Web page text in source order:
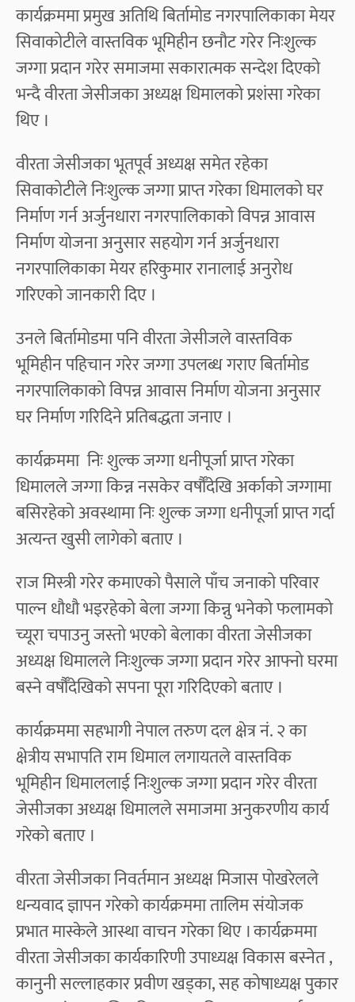
कार्यक्रममा प्रमुख अतिथि बिर्तामोड नगरपालिकाका मेयर
सिवाकोटीले वास्तविक भूमिहीन छनौट गरेर निःशुल्क
जग्गा प्रदान गरेर समाजमा सकारात्मक सन्देश दिएको
भन्दै वीरता जेसीजका अध्यक्ष धिमालको प्रशंसा गरेका
थिए ।
वीरता जेसीजका भूतपूर्व अध्यक्ष समेत रहेका
सिवाकोटीले निःशुल्क जग्गा प्राप्त गरेका धिमालको घर
निर्माण गर्न अर्जुनधारा नगरपालिकाको विपन्न आवास
निर्माण योजना अनुसार सहयोग गर्न अर्जुनधारा
नगरपालिकाका मेयर हरिकुमार रानालाई अनुरोध
गरिएको जानकारी दिए ।
उनले बिर्तामोडमा पनि वीरता जेसीजले वास्तविक
भूमिहीन पहिचान गरेर जग्गा उपलब्ध गराए बिर्तामोड
नगरपालिकाको विपन्न आवास निर्माण योजना अनुसार
घर निर्माण गरिदिने प्रतिबद्धता जनाए ।
कार्यक्रममा निः शुल्क जग्गा धनीपूर्जा प्राप्त गरेका
धिमालले जग्गा किन्न नसकेर वर्षौँदेखि अर्काको जग्गामा
बसिरहेको अवस्थामा निः शुल्क जग्गा धनीपूर्जा प्राप्त गर्दा
अत्यन्त खुसी लागेको बताए ।
राज मिस्त्री गरेर कमाएको पैसाले पाँच जनाको परिवार
पाल्न धौधौ भइरहेको बेला जग्गा किन्नु भनेको फलामको
च्यूरा चपाउनु जस्तो भएको बेलाका वीरता जेसीजका
अध्यक्ष धिमालले निःशुल्क जग्गा प्रदान गरेर आफ्नो घरमा
बस्ने वर्षौँदेखिको सपना पूरा गरिदिएको बताए ।
कार्यक्रममा सहभागी नेपाल तरुण दल क्षेत्र नं. २ का
क्षेत्रीय सभापति राम धिमाल लगायतले वास्तविक
भूमिहीन धिमाललाई निःशुल्क जग्गा प्रदान गरेर वीरता
जेसीजका अध्यक्ष धिमालले समाजमा अनुकरणीय कार्य
गरेको बताए ।
वीरता जेसीजका निवर्तमान अध्यक्ष मिजास पोखरेलले
धन्यवाद ज्ञापन गरेको कार्यक्रममा तालिम संयोजक
प्रभात मास्केले आस्था वाचन गरेका थिए । कार्यक्रममा
वीरता जेसीजका कार्यकारिणी उपाध्यक्ष विकास बस्नेत ,
कानुनी सल्लाहकार प्रवीण खड्का, सह कोषाध्यक्ष पुकार